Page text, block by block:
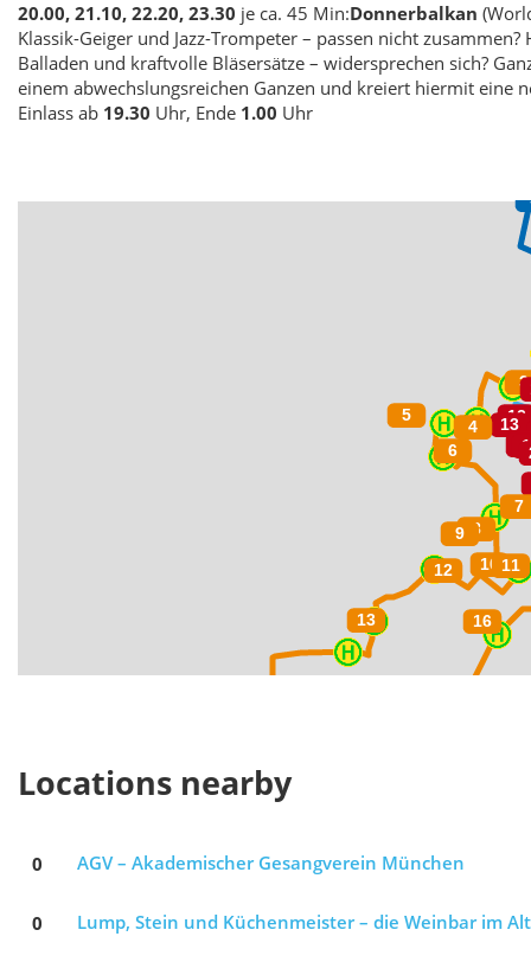
20.00, 21.10, 22.20, 23.30 je ca. 45 Min:Donnerbalkan
Klassik-Geiger und Jazz-Trompeter – passen nicht
Balladen und kraftvolle Bläsersätze – widersprechen sich?
einem abwechslungsreichen Ganzen und kreiert hiermit eine
Einlass ab 19.30 Uhr, Ende 1.00 Uhr
Locations nearby
0 AGV – Akademischer Gesangverein München
0 Lump, Stein und Küchenmeister – die Weinbar im